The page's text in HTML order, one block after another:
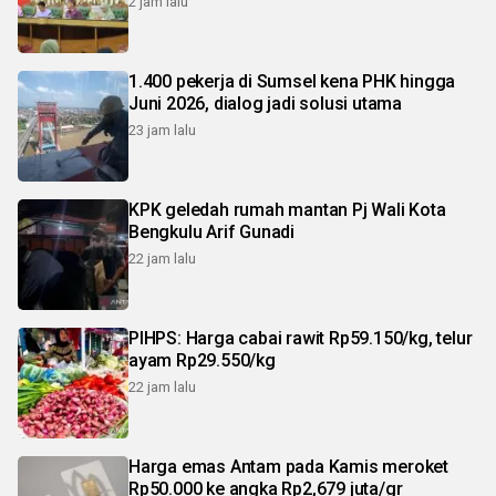
1.400 pekerja di Sumsel kena PHK hingga
Juni 2026, dialog jadi solusi utama
23 jam lalu
KPK geledah rumah mantan Pj Wali Kota
Bengkulu Arif Gunadi
22 jam lalu
PIHPS: Harga cabai rawit Rp59.150/kg, telur
ayam Rp29.550/kg
22 jam lalu
Harga emas Antam pada Kamis meroket
Rp50.000 ke angka Rp2,679 juta/gr